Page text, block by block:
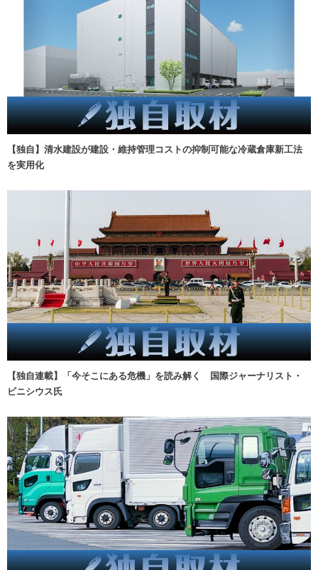
【独自】清水建設が建設・維持管理コストの抑制可能な冷蔵倉庫新工法
を実用化
【独自連載】「今そこにある危機」を読み解く 国際ジャーナリスト・
ビニシウス氏